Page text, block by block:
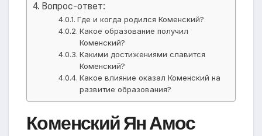
Вопрос-ответ:
Где и когда родился Коменский?
Какое образование получил
Коменский?
Какими достижениями славится
Коменский?
Какое влияние оказал Коменский на
развитие образования?
Коменский Ян Амос